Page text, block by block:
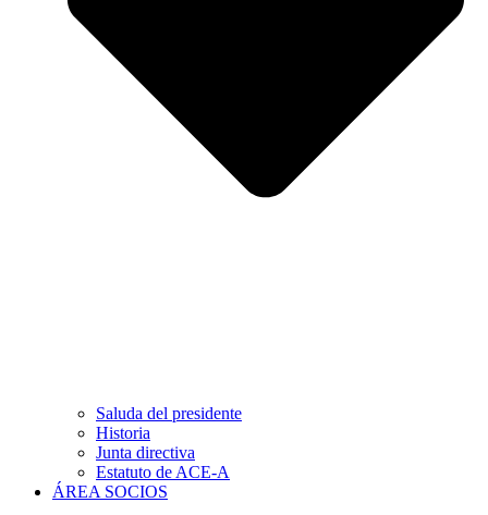
Saluda del presidente
Historia
Junta directiva
Estatuto de ACE-A
ÁREA SOCIOS